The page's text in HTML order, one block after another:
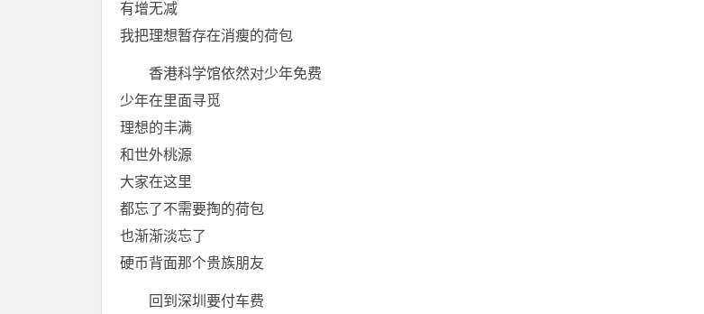
有增无减
我把理想暂存在消瘦的荷包
香港科学馆依然对少年免费
少年在里面寻觅
理想的丰满
和世外桃源
大家在这里
都忘了不需要掏的荷包
也渐渐淡忘了
硬币背面那个贵族朋友
回到深圳要付车费